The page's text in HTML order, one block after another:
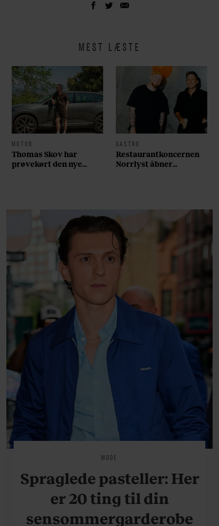
MEST LÆSTE
MOTOR
Thomas Skov har
prøvekørt den nye
GASTRO
Restaurantkoncernen
Norrlyst åbner
MODE
Spraglede pasteller: Her
er 20 ting til din
sensommergarderobe